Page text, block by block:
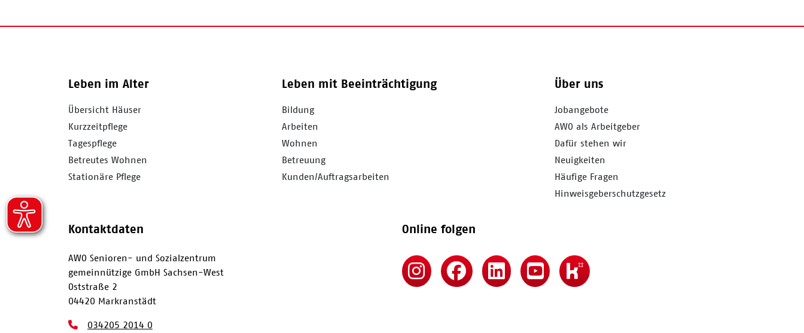
Leben im Alter
Übersicht Häuser
Kurzzeitpflege
Tagespflege
Betreutes Wohnen
Stationäre Pflege
Leben mit Beeinträchtigung
Bildung
Arbeiten
Wohnen
Betreuung
Kunden/Auftragsarbeiten
Über uns
Jobangebote
AWO als Arbeitgeber
Dafür stehen wir
Neuigkeiten
Häufige Fragen
Hinweisgeberschutzgesetz
Kontaktdaten
AWO Senioren- und Sozialzentrum
gemeinnützige GmbH Sachsen-West
Oststraße 2
04420 Markranstädt
034205 2014 0
Online folgen